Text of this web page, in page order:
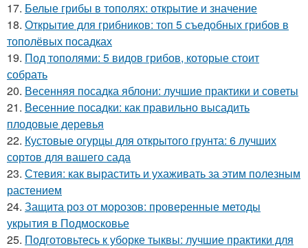
17. Белые грибы в тополях: открытие и значение
18. Открытие для грибников: топ 5 съедобных грибов в
тополёвых посадках
19. Под тополями: 5 видов грибов, которые стоит
собрать
20. Весенняя посадка яблони: лучшие практики и советы
21. Весенние посадки: как правильно высадить
плодовые деревья
22. Кустовые огурцы для открытого грунта: 6 лучших
сортов для вашего сада
23. Стевия: как вырастить и ухаживать за этим полезным
растением
24. Защита роз от морозов: проверенные методы
укрытия в Подмосковье
25. Подготовьтесь к уборке тыквы: лучшие практики для